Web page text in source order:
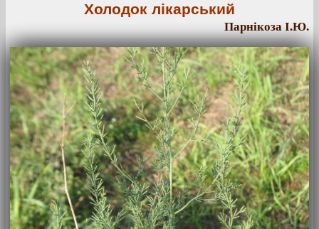
Холодок лікарський
Парнікоза І.Ю.